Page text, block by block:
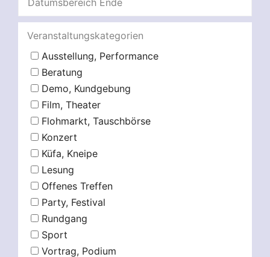
Veranstaltungskategorien
Ausstellung, Performance
Beratung
Demo, Kundgebung
Film, Theater
Flohmarkt, Tauschbörse
Konzert
Küfa, Kneipe
Lesung
Offenes Treffen
Party, Festival
Rundgang
Sport
Vortrag, Podium